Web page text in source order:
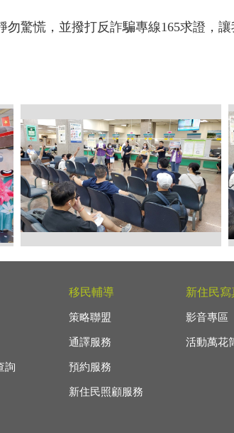
驚慌，並撥打反詐騙專線165求證，讓
2.活動中，現場新住民及民眾們熱烈
詢
移民輔導
策略聯盟
通譯服務
預約服務
新住民照顧服務
新住民寫
影音專區
活動萬花